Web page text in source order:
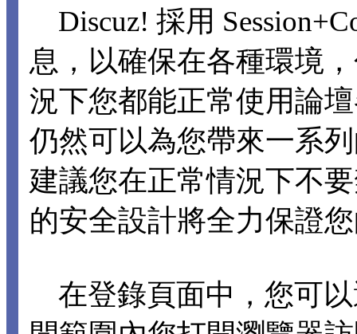
Discuz! 採用
息，以確保在各種環境
況下您都能正常使用論
仍然可以為您帶來一系
建議您在正常情況下不
的安全設計將全力保證
在登錄頁面中，您可以